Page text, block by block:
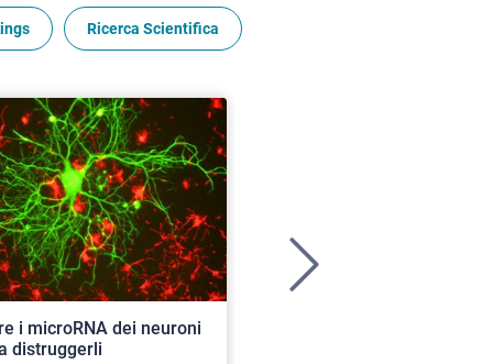
Ricerca Scientifica
i microRNA dei neuroni
distruggerli